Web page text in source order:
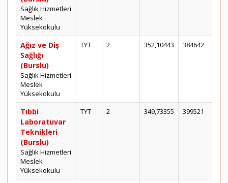
Sağlık Hizmetleri
Meslek
Yüksekokulu
Ağız ve Diş
Sağlığı
(Burslu)
Sağlık Hizmetleri
Meslek
Yüksekokulu
TYT 2 352,10443 384642
Tıbbi
Laboratuvar
Teknikleri
(Burslu)
Sağlık Hizmetleri
Meslek
Yüksekokulu
TYT 2 349,73355 399521